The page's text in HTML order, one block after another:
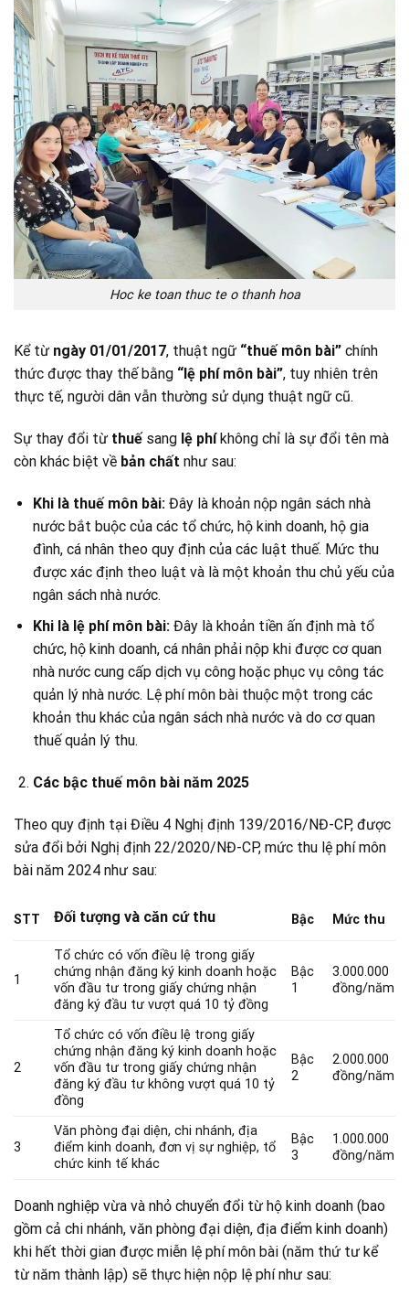
Hoc ke toan thuc te o thanh hoa
Kể từ ngày 01/01/2017, thuật ngữ “thuế môn bài” chính
thức được thay thế bằng “lệ phí môn bài”, tuy nhiên trên
thực tế, người dân vẫn thường sử dụng thuật ngữ cũ.
Sự thay đổi từ thuếsang lệ phíkhông chỉ là sự đổi tên mà
còn khác biệt về bản chất như sau:
Khi là thuế môn bài:Đây là khoản nộp ngân sách nhà
nước bắt buộc của các tổ chức, hộ kinh doanh, hộ gia
đình, cá nhân theo quy định của các luật thuế. Mức thu
được xác định theo luật và là một khoản thu chủ yếu của
ngân sách nhà nước.
Khi là lệ phí môn bài:Đây là khoản tiền ấn định mà tổ
chức, hộ kinh doanh, cá nhân phải nộp khi được cơ quan
nhà nước cung cấp dịch vụ công hoặc phục vụ công tác
quản lý nhà nước. Lệ phí môn bài thuộc một trong các
khoản thu khác của ngân sách nhà nước và do cơ quan
thuế quản lý thu.
Các bậc thuế môn bài năm 2025
Theo quy định tại Điều 4 Nghị định 139/2016/NĐ-CP, được
sửa đổi bởi Nghị định 22/2020/NĐ-CP, mức thu lệ phí môn
bài năm 2024 như sau:
STT Đối tượng và căn cứ thu Bậc Mức thu
1
Tổ chức có vốn điều lệ trong giấy
chứng nhận đăng ký kinh doanh hoặc
vốn đầu tư trong giấy chứng nhận
đăng ký đầu tư vượt quá 10 tỷ đồng
Bậc
1
3.000.000
đồng/năm
2
Tổ chức có vốn điều lệ trong giấy
chứng nhận đăng ký kinh doanh hoặc
vốn đầu tư trong giấy chứng nhận
đăng ký đầu tư không vượt quá 10 tỷ
đồng
Bậc
2
2.000.000
đồng/năm
3
Văn phòng đại diện, chi nhánh, địa
điểm kinh doanh, đơn vị sự nghiệp, tổ
chức kinh tế khác
Bậc
3
1.000.000
đồng/năm
Doanh nghiệp vừa và nhỏ chuyển đổi từ hộ kinh doanh (bao
gồm cả chi nhánh, văn phòng đại diện, địa điểm kinh doanh)
khi hết thời gian được miễn lệ phí môn bài (năm thứ tư kể
từ năm thành lập) sẽ thực hiện nộp lệ phí như sau: